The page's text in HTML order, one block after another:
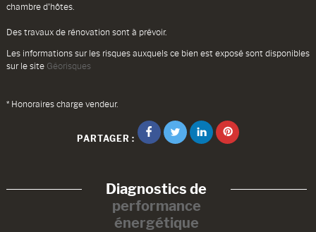
chambre d'hôtes.
Des travaux de rénovation sont à prévoir.
Les informations sur les risques auxquels ce bien est exposé sont disponibles
sur le site Géorisques
* Honoraires charge vendeur.
PARTAGER :
Diagnostics de
performance
énergétique